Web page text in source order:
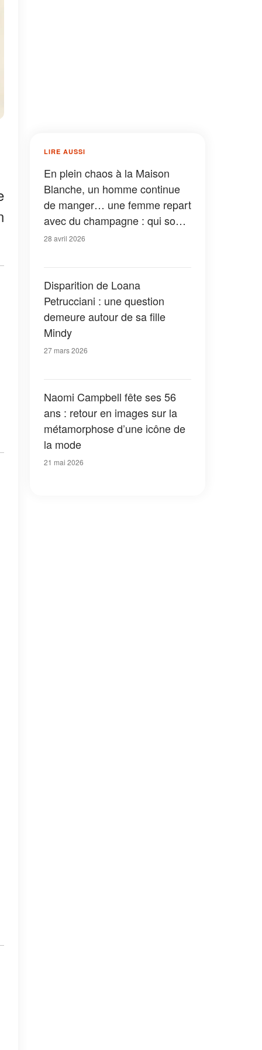
LIRE AUSSI
En plein chaos à la Maison
Blanche, un homme continue
de manger… une femme repart
avec du champagne : qui sont
ces invités imperturbables ?
28 avril 2026
Disparition de Loana
Petrucciani : une question
demeure autour de sa fille
Mindy
27 mars 2026
Naomi Campbell fête ses 56
ans : retour en images sur la
métamorphose d’une icône de
la mode
21 mai 2026